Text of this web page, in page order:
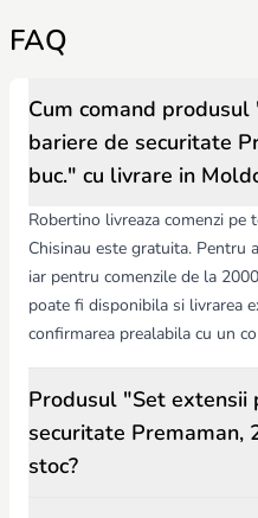
FAQ
Cum comand
bariere de securitate
buc." cu livrare in
Robertino livreaza comenzi
Chisinau este gratuita. Pentru
iar pentru comenzile de la
poate fi disponibila si livrarea
confirmarea prealabila cu un
Produsul "Set extensii
securitate Premaman,
stoc?